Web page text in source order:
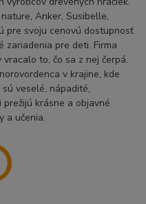
Anker, Susibelle,
pre svoju cenovú dostupnosť
zariadenia pre deti. Firma
to, čo sa z nej čerpá.
v krajine, kde
veselé, nápadité,
krásne a objavné
a učenia.